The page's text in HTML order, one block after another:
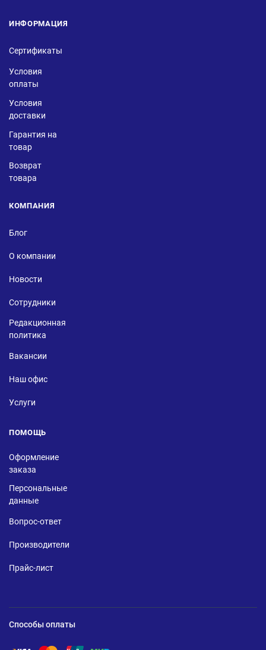
ИНФОРМАЦИЯ
Сертификаты
Условия
оплаты
Условия
доставки
Гарантия на
товар
Возврат
товара
КОМПАНИЯ
Блог
О компании
Новости
Сотрудники
Редакционная
политика
Вакансии
Наш офис
Услуги
ПОМОЩЬ
Оформление
заказа
Персональные
данные
Вопрос-ответ
Производители
Прайс-лист
Способы оплаты